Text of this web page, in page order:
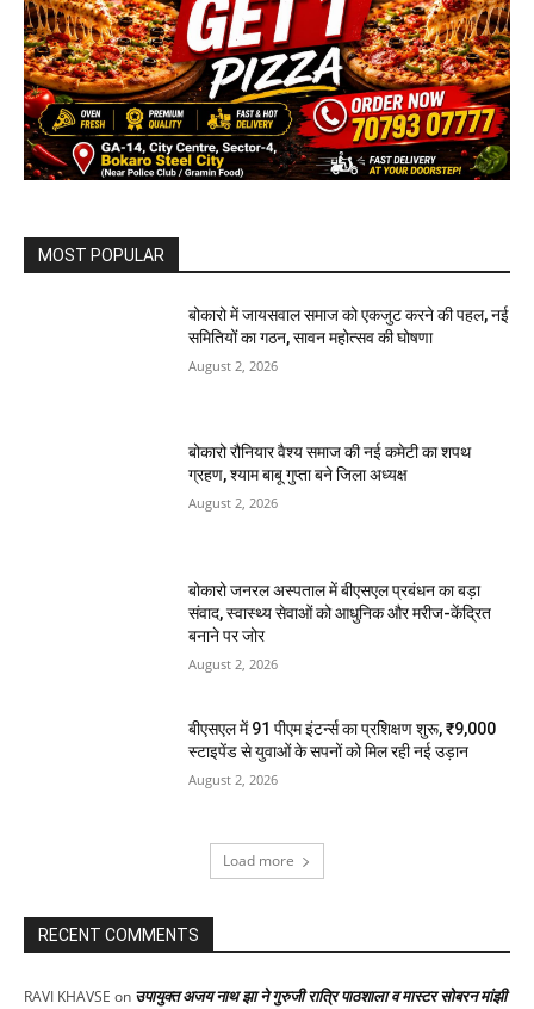
MOST POPULAR
बोकारो में जायसवाल समाज को एकजुट करने की पहल, नई
समितियों का गठन, सावन महोत्सव की घोषणा
August 2, 2026
बोकारो रौनियार वैश्य समाज की नई कमेटी का शपथ
ग्रहण, श्याम बाबू गुप्ता बने जिला अध्यक्ष
August 2, 2026
बोकारो जनरल अस्पताल में बीएसएल प्रबंधन का बड़ा
संवाद, स्वास्थ्य सेवाओं को आधुनिक और मरीज-केंद्रित
बनाने पर जोर
August 2, 2026
बीएसएल में 91 पीएम इंटर्न्स का प्रशिक्षण शुरू, ₹9,000
स्टाइपेंड से युवाओं के सपनों को मिल रही नई उड़ान
August 2, 2026
Load more
RECENT COMMENTS
RAVI KHAVSE on उपायुक्त अजय नाथ झा ने गुरुजी रात्रि पाठशाला व मास्टर सोबरन मांझी